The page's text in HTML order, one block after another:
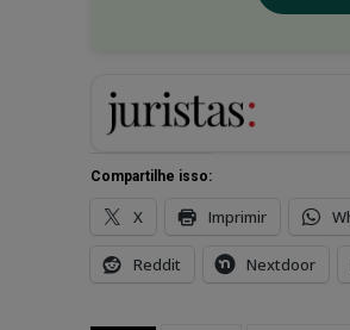
Compartilhe isso:
X Imprimir
Reddit Nextdoor